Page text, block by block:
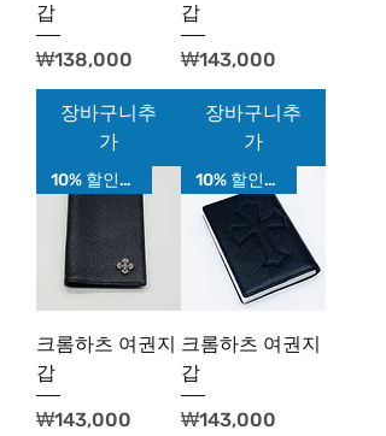
갑
가격
₩138,000
장바구니추
가
갑
가격
₩143,000
장바구니추
가
10% 할인가!
크롬하츠 여권지
갑
가격
₩143,000
10% 할인가!
크롬하츠 여권지
갑
가격
₩143,000